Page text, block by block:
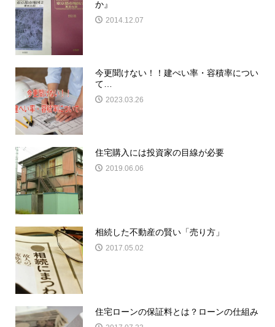
か』
2014.12.07
今更聞けない！！建ぺい率・容積率につい
て…
2023.03.26
住宅購入には投資家の目線が必要
2019.06.06
相続した不動産の賢い「売り方」
2017.05.02
住宅ローンの保証料とは？ローンの仕組み